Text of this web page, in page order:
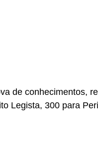
de conhecimentos,
Legista, 300 para